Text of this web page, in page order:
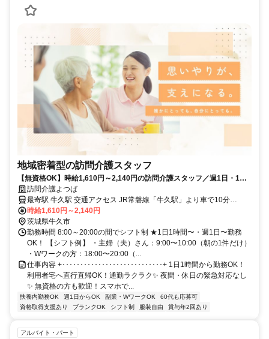
地域密着型の訪問介護スタッフ
【無資格OK】時給1,610円～2,140円の訪問介護スタッフ／週1日・1時
間から直行直帰OK
訪問介護よつば
最寄駅 牛久駅 交通アクセス JR常磐線「牛久駅」より車で10分
《Point》 ●直行直帰OK ●車通勤・バイク通勤OK（駐車場あり） ●転
勤なし
時給1,610円～2,140円
茨城県牛久市
勤務時間 8:00～20:00の間でシフト制 ★1日1時間〜・週1日〜勤務
OK！ 【シフト例】 ・主婦（夫）さん：9:00〜10:00（朝の1件だけ）
・Wワークの方：18:00〜20:00（...
仕事内容 +････････････････････････････+ 1日1時間から勤務OK！
利用者宅へ直行直帰OK！通勤ラクラク✨ 夜間・休日の緊急対応なし
✨ 無資格の方も歓迎！スマホで...
扶養内勤務OK 週1日からOK 副業・WワークOK
60代も応募可
資格取得支援あり
ブランクOK シフト制 服装自由 賞与年2回あり
アルバイト・パート